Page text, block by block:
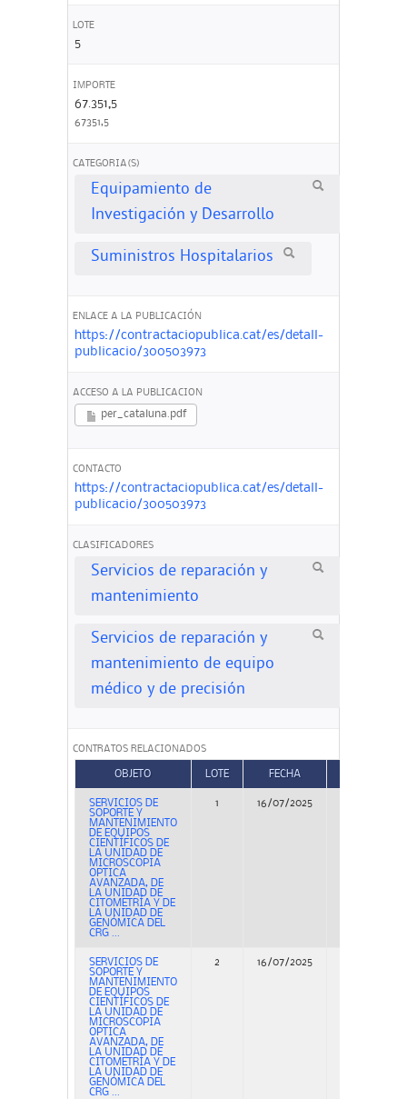
LOTE
5
IMPORTE
67.351,5
67351,5
CATEGORIA(S)
Equipamiento de
Investigación y Desarrollo
Suministros Hospitalarios
ENLACE A LA PUBLICACIÓN
https://contractaciopublica.cat/es/detall-
publicacio/300503973
ACCESO A LA PUBLICACION
per_cataluna.pdf
CONTACTO
https://contractaciopublica.cat/es/detall-
publicacio/300503973
CLASIFICADORES
Servicios de reparación y
mantenimiento
Servicios de reparación y
mantenimiento de equipo
médico y de precisión
CONTRATOS RELACIONADOS
OBJETO LOTE FECHA
SERVICIOS DE
SOPORTE Y
MANTENIMIENTO
DE EQUIPOS
CIENTÍFICOS DE
LA UNIDAD DE
MICROSCOPIA
OPTICA
AVANZADA, DE
LA UNIDAD DE
CITOMETRÍA Y DE
LA UNIDAD DE
GENÓMICA DEL
CRG ...
1 16/07/2025
SERVICIOS DE
SOPORTE Y
MANTENIMIENTO
DE EQUIPOS
CIENTÍFICOS DE
LA UNIDAD DE
MICROSCOPIA
OPTICA
AVANZADA, DE
LA UNIDAD DE
CITOMETRÍA Y DE
LA UNIDAD DE
GENÓMICA DEL
CRG ...
2 16/07/2025